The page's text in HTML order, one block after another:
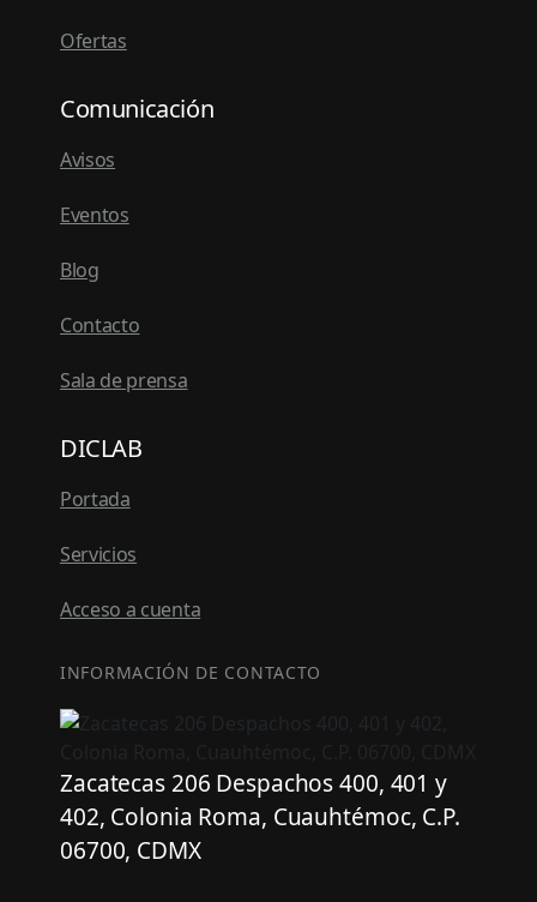
Ofertas
Comunicación
Avisos
Eventos
Blog
Contacto
Sala de prensa
DICLAB
Portada
Servicios
Acceso a cuenta
INFORMACIÓN DE CONTACTO
Zacatecas 206 Despachos 400, 401 y
402, Colonia Roma, Cuauhtémoc, C.P.
06700, CDMX